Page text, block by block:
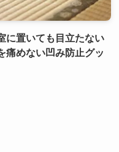
に置いても目立たない
痛めない凹み防止グッ